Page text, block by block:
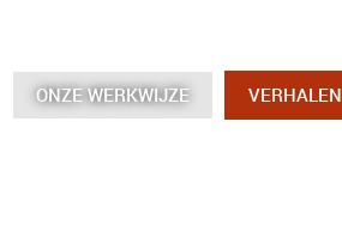
ONZE WERKWIJZE VERHALEN
ONZE WERKWIJZE VERHALEN
ONZE WERKWIJZE VERHALEN
ONZE WERKWIJZE VERHALEN